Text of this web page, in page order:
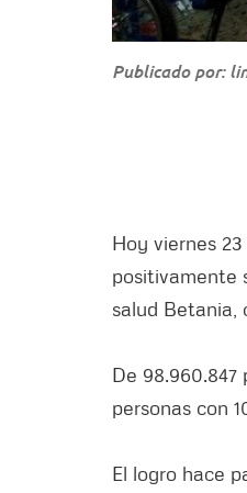
Publicado por:
Hoy viernes
positivamente
salud Betania,
De
personas con
El logro hace